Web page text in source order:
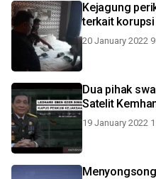
Kejagung
terkait
20 January 2022
Dua pihak
Satelit
19 January 2022